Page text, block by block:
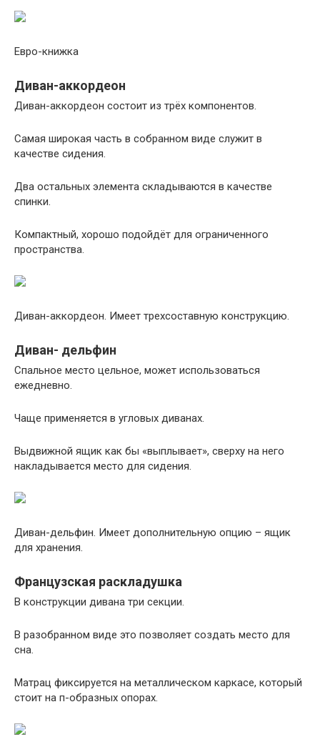
Евро-книжка
Диван-аккордеон
Диван-аккордеон состоит из трёх компонентов.
Самая широкая часть в собранном виде служит в
качестве сидения.
Два остальных элемента складываются в качестве
спинки.
Компактный, хорошо подойдёт для ограниченного
пространства.
Диван-аккордеон. Имеет трехсоставную конструкцию.
Диван- дельфин
Спальное место цельное, может использоваться
ежедневно.
Чаще применяется в угловых диванах.
Выдвижной ящик как бы «выплывает», сверху на него
накладывается место для сидения.
Диван-дельфин. Имеет дополнительную опцию – ящик
для хранения.
Французская раскладушка
В конструкции дивана три секции.
В разобранном виде это позволяет создать место для
сна.
Матрац фиксируется на металлическом каркасе, который
стоит на п-образных опорах.